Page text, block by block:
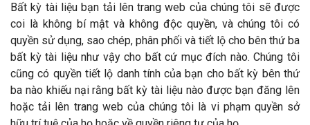
Bất kỳ tài liệu bạn tải lên trang web của chúng tôi sẽ được
coi là không bí mật và không độc quyền, và chúng tôi có
quyền sử dụng, sao chép, phân phối và tiết lộ cho bên thứ ba
bất kỳ tài liệu như vậy cho bất cứ mục đích nào. Chúng tôi
cũng có quyền tiết lộ danh tính của bạn cho bất kỳ bên thứ
ba nào khiếu nại rằng bất kỳ tài liệu nào được bạn đăng lên
hoặc tải lên trang web của chúng tôi là vi phạm quyền sở